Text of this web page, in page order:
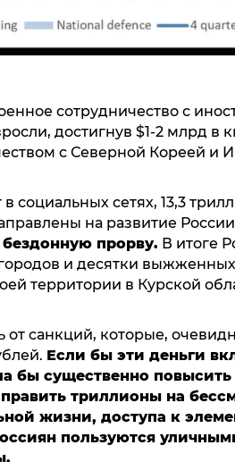
сотрудничество с
достигнув $1-2 млрд в
с Северной Кореей и
социальных сетях, 13,3
на развитие
бездонную прорву. В итоге
и десятки выжженных
территории в Курской
от санкций, которые,
Если бы эти деньги
бы существенно
триллионы на
жизни, доступа к
пользуются